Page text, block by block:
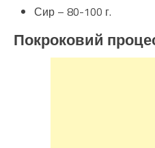
Сир – 80-100 г.
Покроковий